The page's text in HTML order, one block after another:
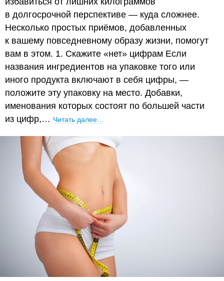
в долгосрочной перспективе — куда сложнее.
Несколько простых приёмов, добавленных
к вашему повседневному образу жизни, помогут
вам в этом. 1. Скажите «нет» цифрам Если
названия ингредиентов на упаковке того или
иного продукта включают в себя цифры, —
положите эту упаковку на место. Добавки,
именования которых состоят по большей части
из цифр,… Читать далее…